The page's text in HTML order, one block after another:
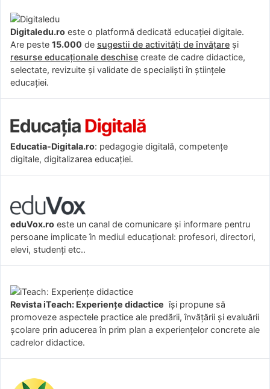
Digitaledu.ro este o platformă dedicată educației digitale.
Are peste 15.000 de sugestii de activități de învățare și
resurse educaționale deschise create de cadre didactice,
selectate, revizuite și validate de specialiști în științele
educației.
Educatia-Digitala.ro: pedagogie digitală, competențe
digitale, digitalizarea educației.
eduVox.ro este un canal de comunicare și informare pentru
persoane implicate în mediul educațional: profesori, directori,
elevi, studenți etc..
Revista iTeach: Experienţe didactice îşi propune să
promoveze aspectele practice ale predării, învăţării şi evaluării
şcolare prin aducerea în prim plan a experienţelor concrete ale
cadrelor didactice.